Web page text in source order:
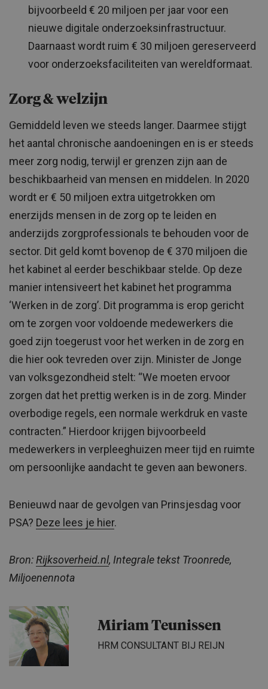
bijvoorbeeld € 20 miljoen per jaar voor een
nieuwe digitale onderzoeksinfrastructuur.
Daarnaast wordt ruim € 30 miljoen gereserveerd
voor onderzoeksfaciliteiten van wereldformaat.
Zorg & welzijn
Gemiddeld leven we steeds langer. Daarmee stijgt
het aantal chronische aandoeningen en is er steeds
meer zorg nodig, terwijl er grenzen zijn aan de
beschikbaarheid van mensen en middelen. In 2020
wordt er € 50 miljoen extra uitgetrokken om
enerzijds mensen in de zorg op te leiden en
anderzijds zorgprofessionals te behouden voor de
sector. Dit geld komt bovenop de € 370 miljoen die
het kabinet al eerder beschikbaar stelde. Op deze
manier intensiveert het kabinet het programma
‘Werken in de zorg’. Dit programma is erop gericht
om te zorgen voor voldoende medewerkers die
goed zijn toegerust voor het werken in de zorg en
die hier ook tevreden over zijn. Minister de Jonge
van volksgezondheid stelt: “We moeten ervoor
zorgen dat het prettig werken is in de zorg. Minder
overbodige regels, een normale werkdruk en vaste
contracten.” Hierdoor krijgen bijvoorbeeld
medewerkers in verpleeghuizen meer tijd en ruimte
om persoonlijke aandacht te geven aan bewoners.
Benieuwd naar de gevolgen van Prinsjesdag voor
PSA? Deze lees je hier.
Bron:Rijksoverheid.nl, Integrale tekst Troonrede,
Miljoenennota
Miriam Teunissen
HRM CONSULTANT BIJ REIJN